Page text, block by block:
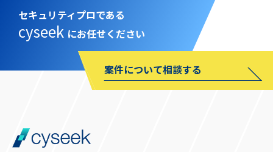
セキュリティプロである
cyseek にお任せください
案件について相談する